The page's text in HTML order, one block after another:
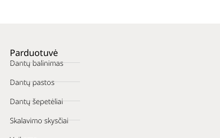
Parduotuvė
Dantų balinimas
Dantų pastos
Dantų šepetėliai
Skalavimo skysčiai